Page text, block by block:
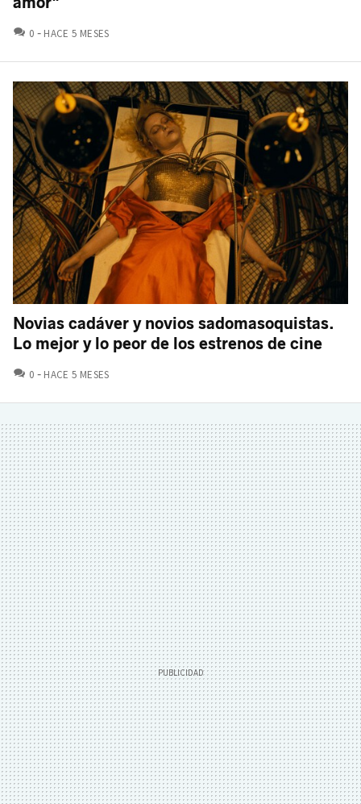
0 COMENTARIOS
HACE 5 MESES
Novias cadáver y novios sadomasoquistas.
Lo mejor y lo peor de los estrenos de cine
0 COMENTARIOS
HACE 5 MESES